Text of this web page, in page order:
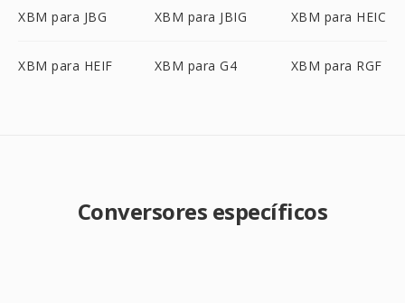
XBM para JBG XBM para JBIG XBM para HEIC
XBM para HEIF XBM para G4 XBM para RGF
Conversores específicos